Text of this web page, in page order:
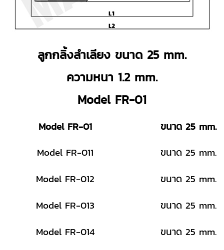
ลูกกลิ้งลำเลียง ขนาด 25 mm.
ความหนา 1.2 mm.
Model FR-01
Model FR-01
ขนาด 25 mm.
Model FR-011
ขนาด 25 mm.
Model FR-012
ขนาด 25 mm.
Model FR-013
ขนาด 25 mm.
Model FR-014
ขนาด 25 mm.